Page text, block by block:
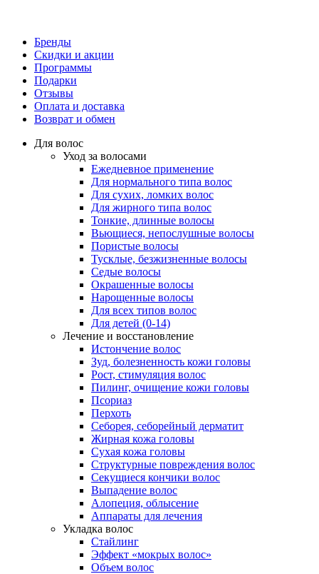
Бренды
Скидки и акции
Программы
Подарки
Отзывы
Оплата и доставка
Возврат и обмен
Для волос
Уход за волосами
Ежедневное применение
Для нормального типа волос
Для сухих, ломких волос
Для жирного типа волос
Тонкие, длинные волосы
Вьющиеся, непослушные волосы
Пористые волосы
Тусклые, безжизненные волосы
Седые волосы
Окрашенные волосы
Нарощенные волосы
Для всех типов волос
Для детей (0-14)
Лечение и восстановление
Истончение волос
Зуд, болезненность кожи головы
Рост, стимуляция волос
Пилинг, очищение кожи головы
Псориаз
Перхоть
Себорея, себорейный дерматит
Жирная кожа головы
Сухая кожа головы
Структурные повреждения волос
Секущиеся кончики волос
Выпадение волос
Алопеция, облысение
Аппараты для лечения
Укладка волос
Стайлинг
Эффект «мокрых волос»
Объем волос